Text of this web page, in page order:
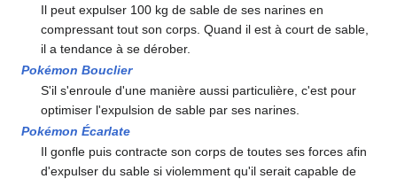
Il peut expulser 100 kg de sable de ses narines en
compressant tout son corps. Quand il est à court de sable,
il a tendance à se dérober.
Pokémon Bouclier
S'il s'enroule d'une manière aussi particulière, c'est pour
optimiser l'expulsion de sable par ses narines.
Pokémon Écarlate
Il gonfle puis contracte son corps de toutes ses forces afin
d'expulser du sable si violemment qu'il serait capable de